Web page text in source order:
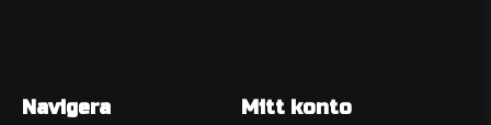
Navigera Mitt konto